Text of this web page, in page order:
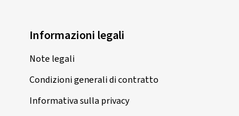
Informazioni legali
Note legali
Condizioni generali di contratto
Informativa sulla privacy